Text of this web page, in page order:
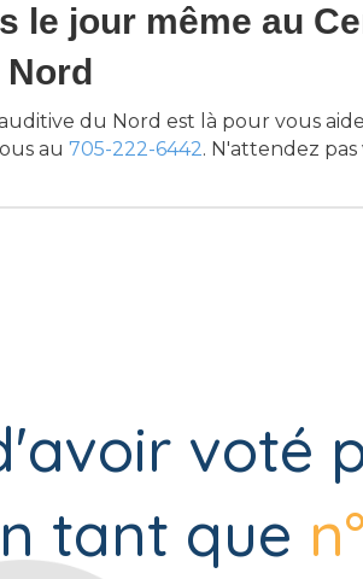
le jour même au
du Nord est là pour vous
au 705-222-6442. N'attendez
voté
tant que